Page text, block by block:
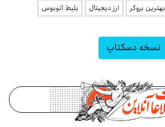
بهترین بروکر ارز دیجیتال بلیط اتوبوس
نسخه دسکتاپ